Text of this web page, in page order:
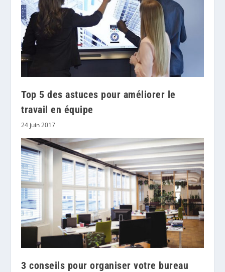
Top 5 des astuces pour améliorer le
travail en équipe
24 juin 2017
3 conseils pour organiser votre bureau